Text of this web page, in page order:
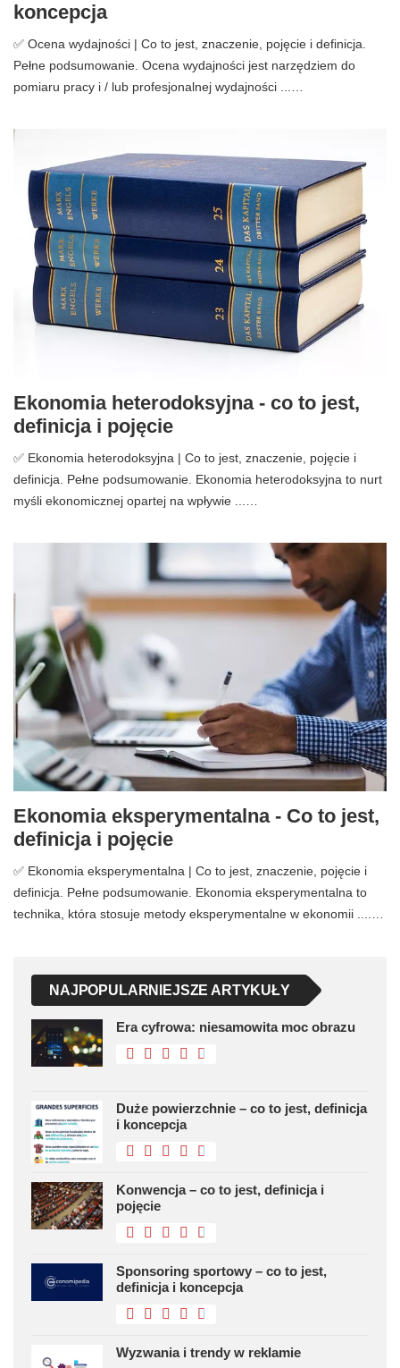
koncepcja
✅ Ocena wydajności | Co to jest, znaczenie, pojęcie i definicja.
Pełne podsumowanie. Ocena wydajności jest narzędziem do
pomiaru pracy i / lub profesjonalnej wydajności ...…
Ekonomia heterodoksyjna - co to jest,
definicja i pojęcie
✅ Ekonomia heterodoksyjna | Co to jest, znaczenie, pojęcie i
definicja. Pełne podsumowanie. Ekonomia heterodoksyjna to nurt
myśli ekonomicznej opartej na wpływie ...…
Ekonomia eksperymentalna - Co to jest,
definicja i pojęcie
✅ Ekonomia eksperymentalna | Co to jest, znaczenie, pojęcie i
definicja. Pełne podsumowanie. Ekonomia eksperymentalna to
technika, która stosuje metody eksperymentalne w ekonomii ....…
NAJPOPULARNIEJSZE ARTYKUŁY
Era cyfrowa: niesamowita moc obrazu
Duże powierzchnie – co to jest, definicja
i koncepcja
Konwencja – co to jest, definicja i
pojęcie
Sponsoring sportowy – co to jest,
definicja i koncepcja
Wyzwania i trendy w reklamie